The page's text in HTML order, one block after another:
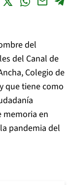
del
del Canal de
Colegio de
que tiene como
memoria en
pandemia del